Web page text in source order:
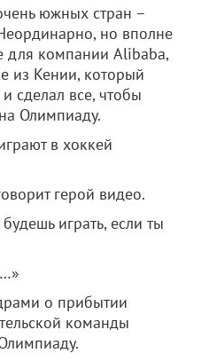
южных стран –
но вполне
для компании Alibaba,
из Кении, который
сделал все, чтобы
Олимпиаду.
в хоккей
герой видео.
играть, если ты
о прибытии
команды